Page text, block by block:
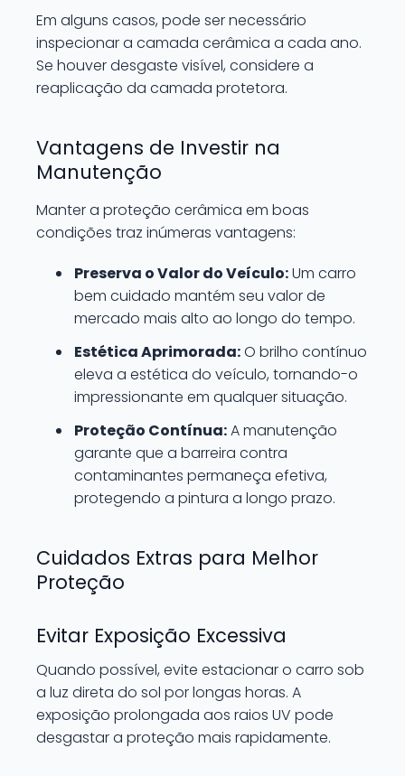
Em alguns casos, pode ser necessário
inspecionar a camada cerâmica a cada ano.
Se houver desgaste visível, considere a
reaplicação da camada protetora.
Vantagens de Investir na
Manutenção
Manter a proteção cerâmica em boas
condições traz inúmeras vantagens:
Preserva o Valor do Veículo:Um carro
bem cuidado mantém seu valor de
mercado mais alto ao longo do tempo.
Estética Aprimorada:O brilho contínuo
eleva a estética do veículo, tornando-o
impressionante em qualquer situação.
Proteção Contínua:A manutenção
garante que a barreira contra
contaminantes permaneça efetiva,
protegendo a pintura a longo prazo.
Cuidados Extras para Melhor
Proteção
Evitar Exposição Excessiva
Quando possível, evite estacionar o carro sob
a luz direta do sol por longas horas. A
exposição prolongada aos raios UV pode
desgastar a proteção mais rapidamente.